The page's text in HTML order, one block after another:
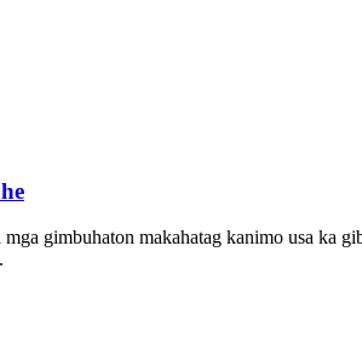
gimbuhaton makahatag kanimo usa ka